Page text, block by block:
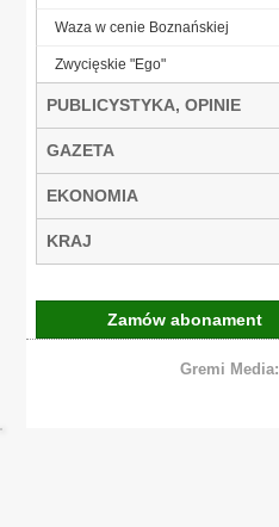
Waza w cenie Boznańskiej
Zwycięskie "Ego"
PUBLICYSTYKA, OPINIE
GAZETA
EKONOMIA
KRAJ
Zamów abonament
Gremi Media: